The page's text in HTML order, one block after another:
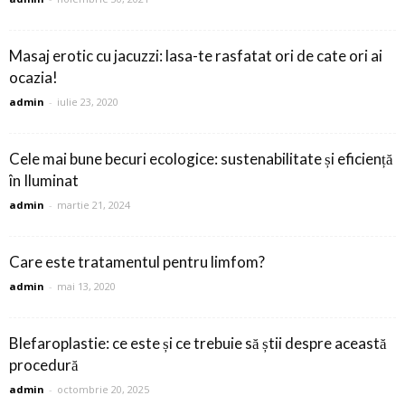
Masaj erotic cu jacuzzi: lasa-te rasfatat ori de cate ori ai
ocazia!
admin - iulie 23, 2020
Cele mai bune becuri ecologice: sustenabilitate și eficiență
în Iluminat
admin - martie 21, 2024
Care este tratamentul pentru limfom?
admin - mai 13, 2020
Blefaroplastie: ce este și ce trebuie să știi despre această
procedură
admin - octombrie 20, 2025